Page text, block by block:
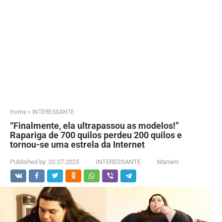
Home » INTERESSANTE
“Finalmente, ela ultrapassou as modelos!”
Rapariga de 700 quilos perdeu 200 quilos e
tornou-se uma estrela da Internet
Published by: 02.07.2025 INTERESSANTE Mariam